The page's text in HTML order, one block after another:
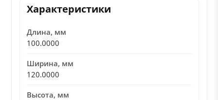
Характеристики
Длина, мм
100.0000
Ширина, мм
120.0000
Высота, мм